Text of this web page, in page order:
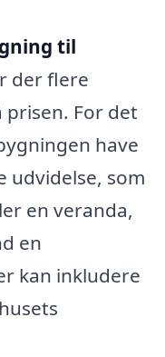
til
der flere
For det
have
udvidelse, som
en veranda,
en
kan inkludere